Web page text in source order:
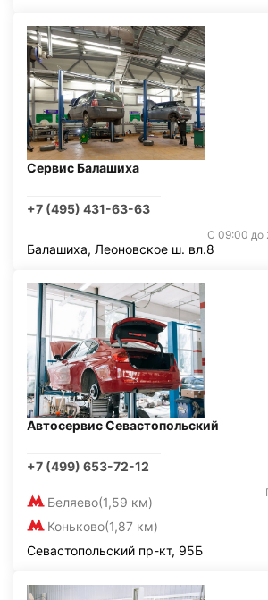
Сервис Балашиха
+7 (495) 431-63-63
С 09:00 до
Балашиха, Леоновское ш. вл.8
Автосервис Севастопольский
+7 (499) 653-72-12
Беляево(1,59 км)
Коньково(1,87 км)
Севастопольский пр-кт, 95Б